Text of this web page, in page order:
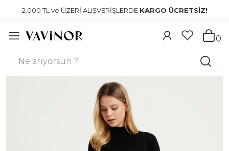
2.000 TL ve ÜZERİ ALIŞVERİŞLERDE KARGO ÜCRETSİZ!
0